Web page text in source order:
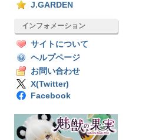
J.GARDEN
インフォメーション
サイトについて
ヘルプページ
お問い合わせ
X(Twitter)
Facebook